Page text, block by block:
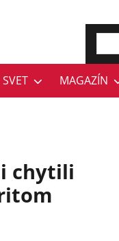
SVET MAGAZÍN
chytili